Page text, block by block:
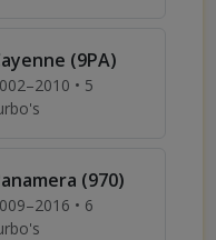
(92A)
(9PA)
• 5
(970)
• 6